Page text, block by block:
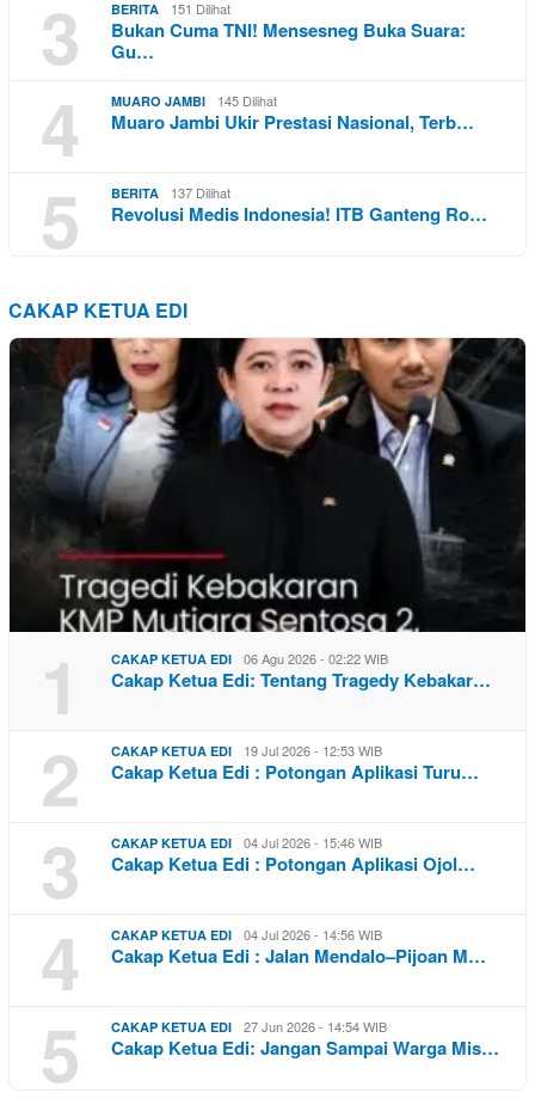
3 BERITA 151 Dilihat
Bukan Cuma TNI! Mensesneg Buka Suara:
Gu…
4 MUARO JAMBI 145 Dilihat
Muaro Jambi Ukir Prestasi Nasional, Terb…
5 BERITA 137 Dilihat
Revolusi Medis Indonesia! ITB Ganteng Ro…
CAKAP KETUA EDI
1 CAKAP KETUA EDI 06 Agu 2026 - 02:22 WIB
Cakap Ketua Edi: Tentang Tragedy Kebakar…
2 CAKAP KETUA EDI 19 Jul 2026 - 12:53 WIB
Cakap Ketua Edi : Potongan Aplikasi Turu…
3 CAKAP KETUA EDI 04 Jul 2026 - 15:46 WIB
Cakap Ketua Edi : Potongan Aplikasi Ojol…
4 CAKAP KETUA EDI 04 Jul 2026 - 14:56 WIB
Cakap Ketua Edi : Jalan Mendalo–Pijoan M…
5 CAKAP KETUA EDI 27 Jun 2026 - 14:54 WIB
Cakap Ketua Edi: Jangan Sampai Warga Mis…